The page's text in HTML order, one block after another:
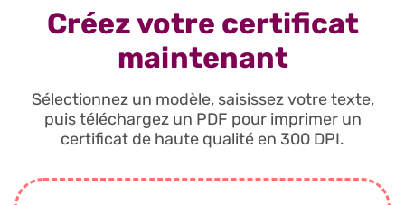
Créez votre certificat
maintenant
Sélectionnez un modèle, saisissez votre texte,
puis téléchargez un PDF pour imprimer un
certificat de haute qualité en 300 DPI.